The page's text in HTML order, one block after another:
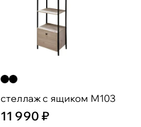
стеллаж с ящиком М103
11 990 ₽